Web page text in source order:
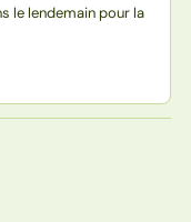
le lendemain pour la